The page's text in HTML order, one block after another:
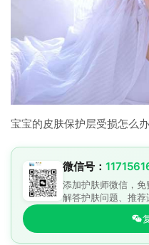
宝宝的皮肤保护层受损怎么办
微信号：
添加护肤师微信，免
解答护肤问题、推荐